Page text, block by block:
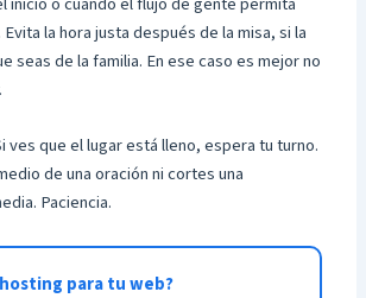
la hora justa después de la misa, si la
seas de la familia. En ese caso es mejor no
ves que el lugar está lleno, espera tu turno.
de una oración ni cortes una
Paciencia.
para tu web?